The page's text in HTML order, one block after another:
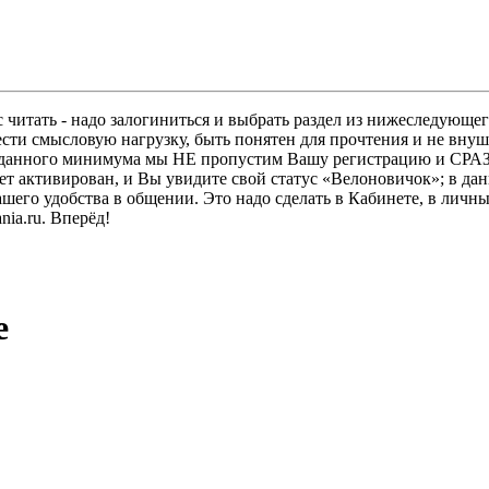
- надо залогиниться и выбрать раздел из
смысловую нагрузку, быть понятен для прочтения и не
минимума мы НЕ пропустим Вашу регистрацию и
активирован, и Вы увидите свой статус «Велоновичок»; в
удобства в общении. Это надо сделать в Кабинете, в
Вперёд!